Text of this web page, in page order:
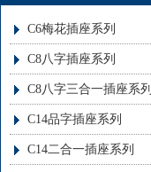
C6梅花插座系列
C8八字插座系列
C8八字三合一插座系列
C14品字插座系列
C14二合一插座系列